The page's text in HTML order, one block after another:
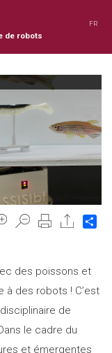
de robots
FR
des poissons et
des robots ! C’est
de
le cadre du
et émergentes